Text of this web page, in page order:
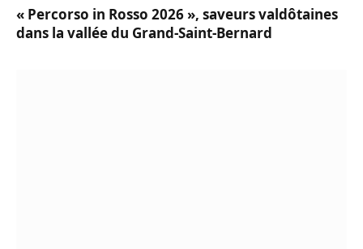
« Percorso in Rosso 2026 », saveurs valdôtaines
dans la vallée du Grand-Saint-Bernard